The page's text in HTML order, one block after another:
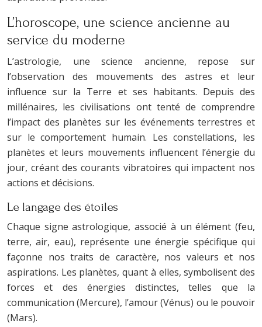
L’horoscope, une science ancienne au
service du moderne
L’astrologie, une science ancienne, repose sur
l’observation des mouvements des astres et leur
influence sur la Terre et ses habitants. Depuis des
millénaires, les civilisations ont tenté de comprendre
l’impact des planètes sur les événements terrestres et
sur le comportement humain. Les constellations, les
planètes et leurs mouvements influencent l’énergie du
jour, créant des courants vibratoires qui impactent nos
actions et décisions.
Le langage des étoiles
Chaque signe astrologique, associé à un élément (feu,
terre, air, eau), représente une énergie spécifique qui
façonne nos traits de caractère, nos valeurs et nos
aspirations. Les planètes, quant à elles, symbolisent des
forces et des énergies distinctes, telles que la
communication (Mercure), l’amour (Vénus) ou le pouvoir
(Mars).